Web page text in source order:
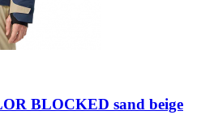
BLOCKED sand beige